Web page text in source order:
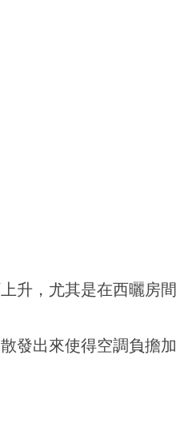
升，尤其是在西曬房間
發出來使得空調負擔加